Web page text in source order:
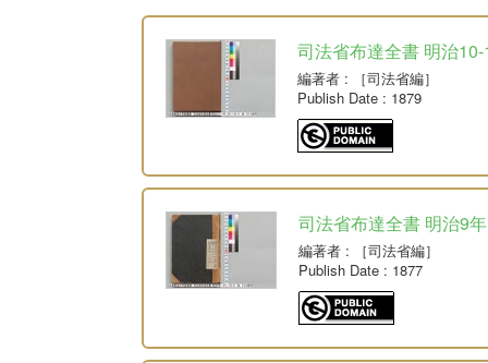
司法省布達全書 明治
編著者 : ［司法省編］
Publish Date : 1879
司法省布達全書 明治9年
編著者 : ［司法省編］
Publish Date : 1877